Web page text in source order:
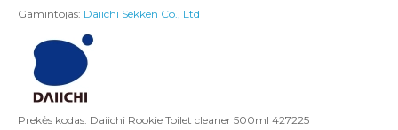
Gamintojas: Daiichi Sekken Co., Ltd
Prekės kodas: Daiichi Rookie Toilet cleaner 500ml 427225